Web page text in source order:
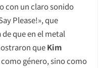
con un claro sonido
Please!», que
que en el metal
queKim
género, sino como